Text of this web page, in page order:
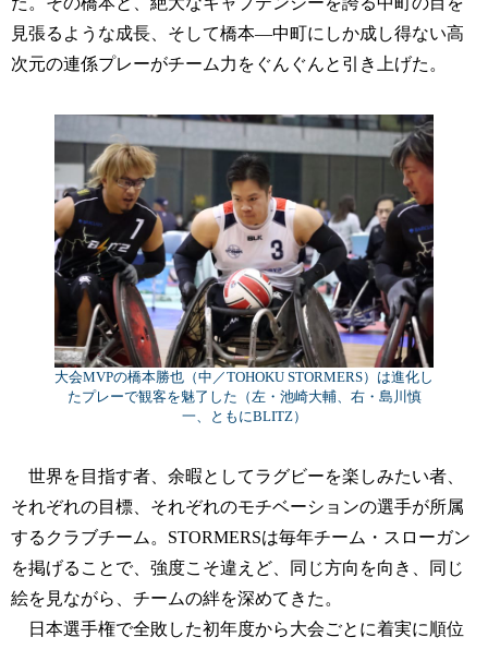
見張るような成長、そして橋本—中町にしか成し得ない高
次元の連係プレーがチーム力をぐんぐんと引き上げた。
大会MVPの橋本勝也（中／TOHOKU STORMERS）は進化し
たプレーで観客を魅了した（左・池崎大輔、右・島川慎
一、ともにBLITZ）
世界を目指す者、余暇としてラグビーを楽しみたい者、
それぞれの目標、それぞれのモチベーションの選手が所属
するクラブチーム。STORMERSは毎年チーム・スローガン
を掲げることで、強度こそ違えど、同じ方向を向き、同じ
絵を見ながら、チームの絆を深めてきた。
日本選手権で全敗した初年度から大会ごとに着実に順位